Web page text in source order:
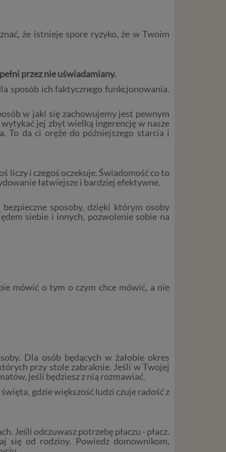
że istnieje spore ryzyko, że w Twoim
przez nie uświadamiany.
sposób ich faktycznego funkcjonowania.
w jaki się zachowujemy jest pewnym
jej zbyt wielką ingerencję w nasze
To da ci oręże do późniejszego starcia i
liczy i czegoś oczekuje. Świadomość co to
łatwiejsze i bardziej efektywne.
bezpieczne sposoby, dzięki którym osoby
siebie i innych, pozwolenie sobie na
mówić o tym o czym chce mówić, a nie
Dla osób będących w żałobie okres
przy stole zabraknie. Jeśli w Twojej
jeśli będziesz z nią rozmawiać.
gdzie większość ludzi czuje radość z
Jeśli odczuwasz potrzebę płaczu - płacz.
się od rodziny. Powiedz domownikom,
do
na
o
konto,
Ta
w
nie